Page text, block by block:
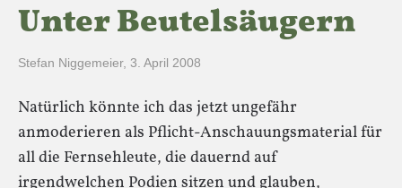
Unter Beutelsäugern
Stefan Niggemeier, 3. April 2008
Natürlich könnte ich das jetzt ungefähr
anmoderieren als Pflicht-Anschauungsmaterial für
all die Fernsehleute, die dauernd auf
irgendwelchen Podien sitzen und glauben,